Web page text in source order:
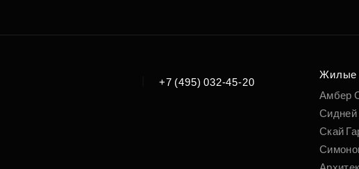
+7 (495) 032-45-20
Жилые
Амбер
Сидней
Скай